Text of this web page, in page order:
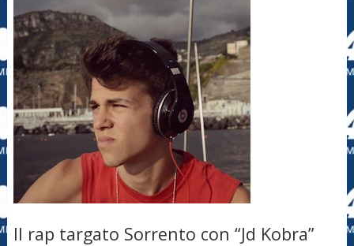
Il rap targato Sorrento con “Jd Kobra”